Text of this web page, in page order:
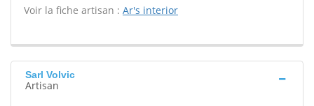
Voir la fiche artisan : Ar's interior
Sarl Volvic
Artisan